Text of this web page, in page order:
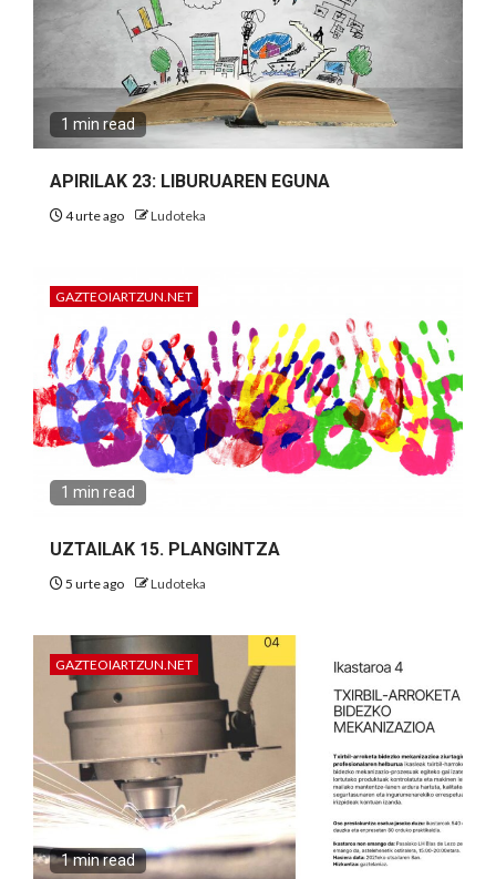
1 min read
APIRILAK 23: LIBURUAREN EGUNA
4 urte ago Ludoteka
GAZTEOIARTZUN.NET
1 min read
UZTAILAK 15. PLANGINTZA
5 urte ago Ludoteka
GAZTEOIARTZUN.NET
1 min read